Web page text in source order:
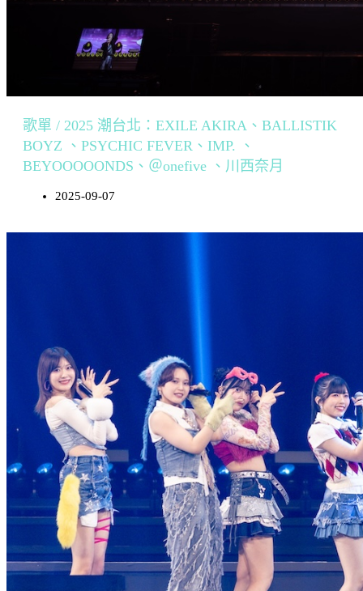
歌單 / 2025 潮台北：EXILE AKIRA、BALLISTIK
BOYZ 、PSYCHIC FEVER、IMP. 、
BEYOOOOONDS、＠onefive 、川西奈月
2025-09-07